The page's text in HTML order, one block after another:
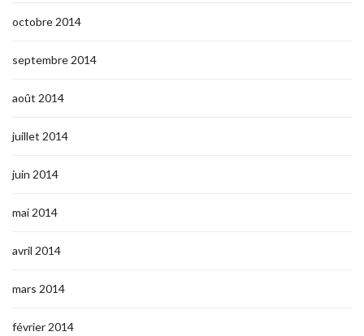
octobre 2014
septembre 2014
août 2014
juillet 2014
juin 2014
mai 2014
avril 2014
mars 2014
février 2014